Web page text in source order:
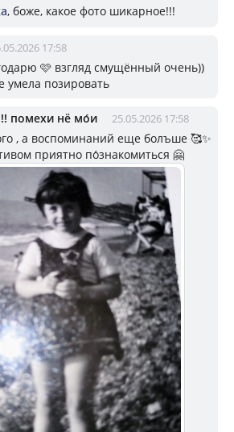
, боже, какое фото шикарное!!!
17:58
🩷 взгляд смущённый очень))
умела позировать
помехи нё мо́и 25.05.2026 17:58
, а воспоминаний еще болъше 🥰✨
приятно по́знакомиться 🤗